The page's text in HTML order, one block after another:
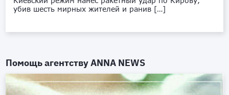
убив шесть мирных жителей и ранив […]
Помощь агентствуANNA NEWS